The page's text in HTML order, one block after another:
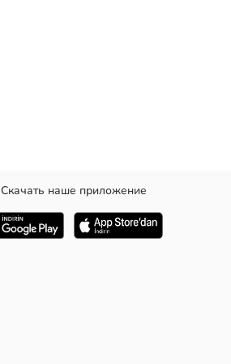
Скачать наше приложение